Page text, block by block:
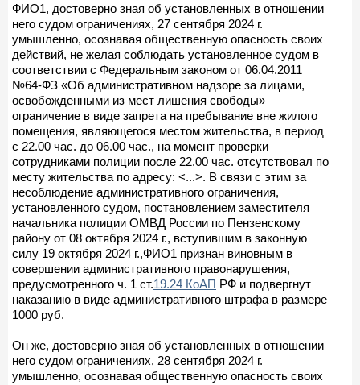
ФИО1, достоверно зная об установленных в отношении
него судом ограничениях, 27 сентября 2024 г.
умышленно, осознавая общественную опасность своих
действий, не желая соблюдать установленное судом в
соответствии с Федеральным законом от 06.04.2011
№64-ФЗ «Об административном надзоре за лицами,
освобожденными из мест лишения свободы»
ограничение в виде запрета на пребывание вне жилого
помещения, являющегося местом жительства, в период
с 22.00 час. до 06.00 час., на момент проверки
сотрудниками полиции после 22.00 час. отсутствовал по
месту жительства по адресу: <...>. В связи с этим за
несоблюдение административного ограничения,
установленного судом, постановлением заместителя
начальника полиции ОМВД России по Пензенскому
району от 08 октября 2024 г., вступившим в законную
силу 19 октября 2024 г.,ФИО1 признан виновным в
совершении административного правонарушения,
предусмотренного ч. 1 ст.19.24 КоАП РФ и подвергнут
наказанию в виде административного штрафа в размере
1000 руб.
Он же, достоверно зная об установленных в отношении
него судом ограничениях, 28 сентября 2024 г.
умышленно, осознавая общественную опасность своих